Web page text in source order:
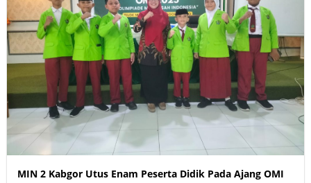
MIN 2 Kabgor Utus Enam Peserta Didik Pada Ajang OMI